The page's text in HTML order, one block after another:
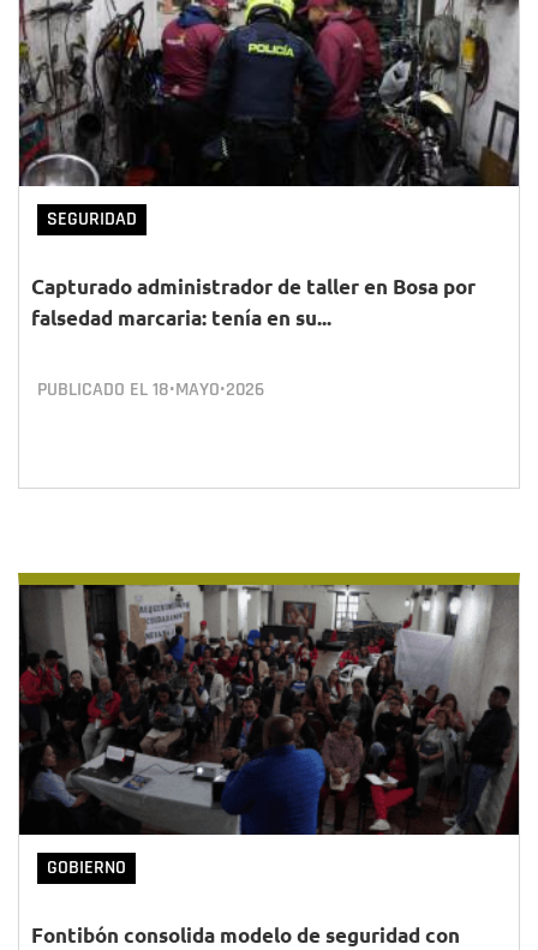
SEGURIDAD
Capturado administrador de taller en Bosa por
falsedad marcaria: tenía en su...
PUBLICADO EL18•MAYO•2026
GOBIERNO
Fontibón consolida modelo de seguridad con